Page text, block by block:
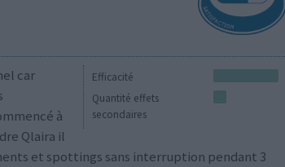
Efficacité
Quantité effets
secondaires
car
à
Qlaira il
et spottings sans interruption pendant 3